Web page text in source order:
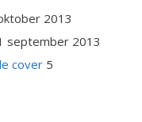
2013
september 2013
cover 5